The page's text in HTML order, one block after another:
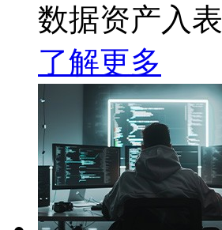
数据资产入表
了解更多